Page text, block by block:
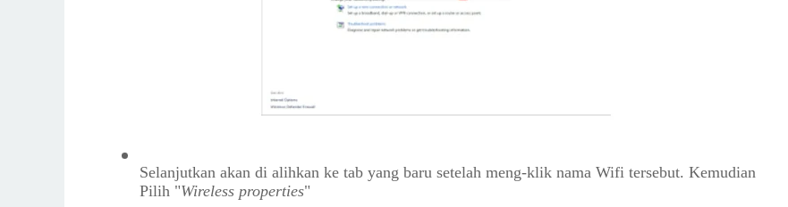
Selanjutkan akan di alihkan ke tab yang baru setelah meng-klik nama Wifi tersebut. Kemudian
Pilih "Wireless properties"